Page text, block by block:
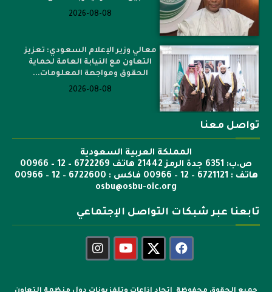
2026-08-08
معالي وزير الإعلام السعودي: تعزيز
التعاون مع النيابة العامة لحماية
الحقوق ومواجهة المعلومات...
2026-08-08
تواصل معنا
المملكة العربية السعودية
ص.ب: 6351 جدة الرمز 21442 هاتف 6722269 – 12 – 00966
هاتف : 6721121 – 12 – 00966 فاكس : 6722600 – 12 – 00966
osbu@osbu-oic.org
تابعنا عبر شبكات التواصل الإجتماعي